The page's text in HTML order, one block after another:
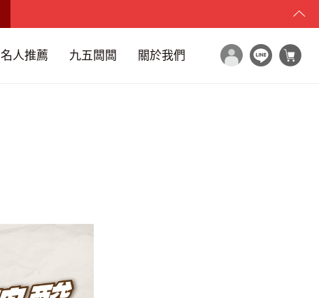
名人推薦 九五闆闆 關於我們